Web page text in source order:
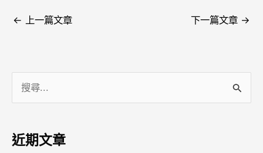
← 上一篇文章 下一篇文章 →
鍵
近期文章